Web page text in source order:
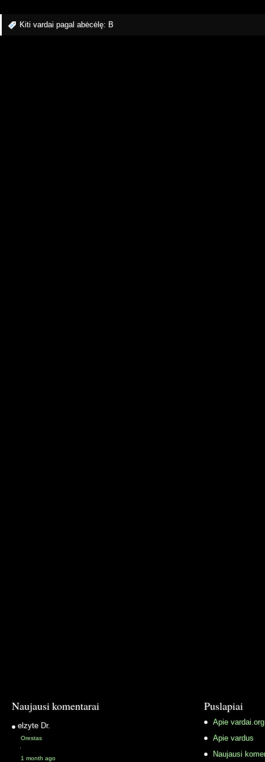
Kiti vardai pagal abėcėlę: B
Naujausi komentarai
elzyte Dr.
Orestas
·
1 month ago
Puslapiai
Apie vardai.org
Apie vardus
Naujausi